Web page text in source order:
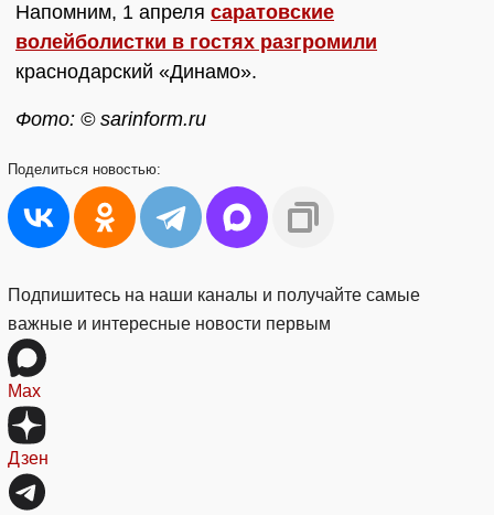
Напомним, 1 апреля саратовские
волейболистки в гостях разгромили
краснодарский «Динамо».
Фото: © sarinform.ru
Поделиться новостью:
Подпишитесь на наши каналы и получайте самые
важные и интересные новости первым
Max
Дзен